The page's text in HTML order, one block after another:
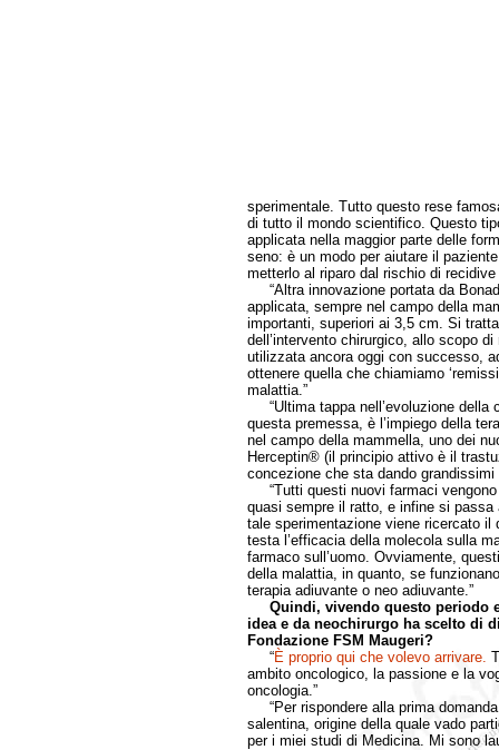
sperimentale. Tutto questo rese
di tutto il mondo scientifico. Questo
applicata nella maggior parte delle
seno: è un modo per aiutare il
metterlo al riparo dal rischio di recidive
“Altra innovazione portata da
applicata, sempre nel campo della
importanti, superiori ai 3,5 cm. Si
dell’intervento chirurgico, allo scopo
utilizzata ancora oggi con successo,
ottenere quella che chiamiamo
malattia.”
“Ultima tappa nell’evoluzione della
questa premessa, è l’impiego della
nel campo della mammella, uno dei
Herceptin® (il principio attivo è il
concezione che sta dando grandissimi
“Tutti questi nuovi farmaci vengono
quasi sempre il ratto, e infine si passa
tale sperimentazione viene ricercato il
testa l’efficacia della molecola sulla
farmaco sull’uomo. Ovviamente,
della malattia, in quanto, se
terapia adiuvante o neo adiuvante.”
Quindi, vivendo questo periodo
idea e da neochirurgo ha scelto di
Fondazione FSM Maugeri?
“È proprio qui che volevo arrivare.
ambito oncologico, la passione e la
oncologia.”
“Per rispondere alla prima
salentina, origine della quale vado
per i miei studi di Medicina. Mi sono